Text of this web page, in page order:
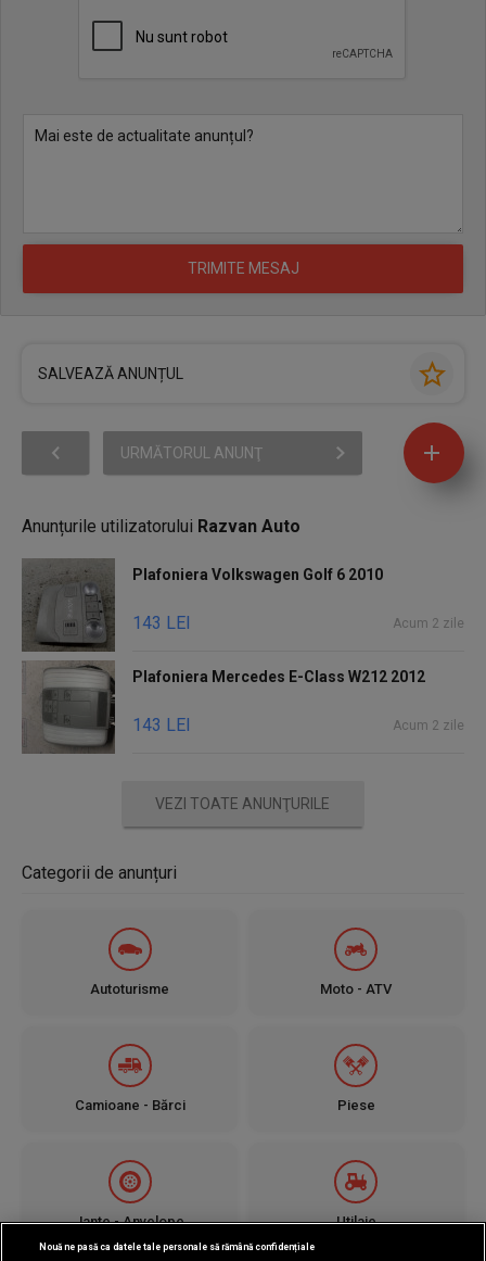
SALVEAZĂ ANUNȚUL
URMĂTORUL ANUNŢ
Anunțurile utilizatorului Razvan Auto
Plafoniera Volkswagen Golf 6 2010
143 LEI Acum 2 zile
Plafoniera Mercedes E-Class W212 2012
143 LEI Acum 2 zile
VEZI TOATE ANUNŢURILE
Categorii de anunțuri
Autoturisme Moto - ATV
Camioane - Bărci Piese
Jante - Anvelope Utilaje
Nouă ne pasă ca datele tale personale să rămână confidențiale